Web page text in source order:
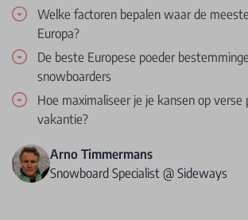
Welke factoren bepalen waar de
Europa?
De beste Europese poeder
snowboarders
Hoe maximaliseer je je kansen op verse
vakantie?
Arno Timmermans
Snowboard Specialist @ Sideways